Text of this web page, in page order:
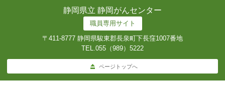
静岡県立 静岡がんセンター
職員専用サイト
〒411-8777 静岡県駿東郡長泉町下長窪1007番地
TEL.055（989）5222
ページトップへ